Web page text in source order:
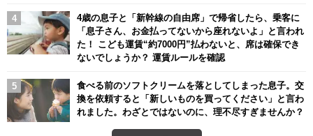
4歳の息子と「新幹線の自由席」で帰省したら、乗客に
「息子さん、お金払ってないから座れないよ」と言われ
た！ こども運賃“約7000円”払わないと、席は確保でき
ないでしょうか？ 運賃ルールを確認
食べる前のソフトクリームを落としてしまった息子。交
換を依頼すると「新しいものを買ってください」と言わ
れました。わざとではないのに、理不尽すぎませんか？